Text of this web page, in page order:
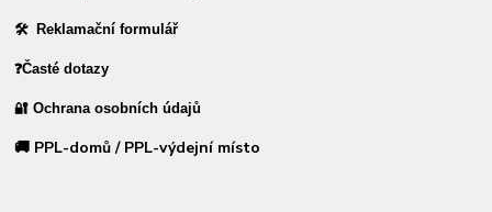
🛠 Reklamační formulář
❓Časté dotazy
🔐 Ochrana osobních údajů
🚚 PPL-domů / PPL-výdejní místo